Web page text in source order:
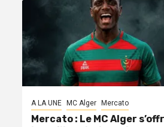
A LA UNE MC Alger Mercato
Mercato : Le MC Alger